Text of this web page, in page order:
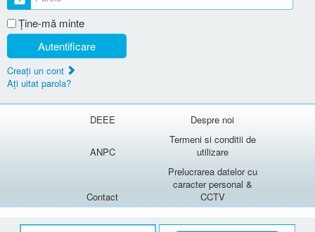
Ţine-mă minte
Autentificare
Creaţi un cont
Aţi uitat parola?
DEEE Despre noi
ANPC
Termeni si conditii de
utilizare
Contact
Prelucrarea datelor cu
caracter personal &
CCTV